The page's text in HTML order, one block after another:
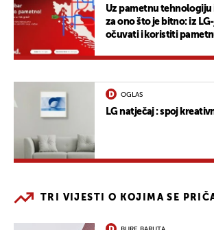
Uz pametnu tehnologiju
za ono što je bitno: iz
očuvati i koristiti
OGLAS
LG natječaj : spoj
TRI VIJESTI O KOJIMA SE